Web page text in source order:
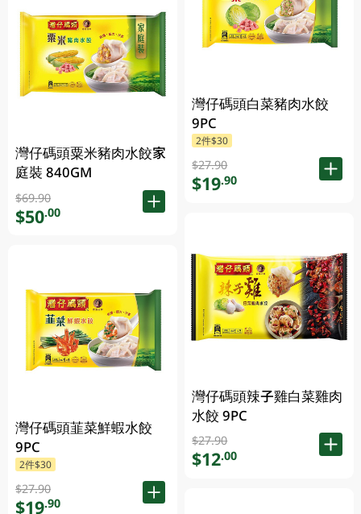
灣仔碼頭粟米豬肉水餃家
庭裝 840GM
$69.90
$50.00
灣仔碼頭韮菜鮮蝦水餃
9PC
2件$30
$27.90
$19.90
灣仔碼頭白菜豬肉水餃
9PC
2件$30
$27.90
$19.90
灣仔碼頭辣子雞白菜雞肉
水餃 9PC
$27.90
$12.00